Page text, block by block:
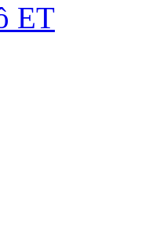
ET